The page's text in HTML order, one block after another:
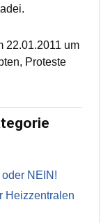
22.01.2011 um
Proteste
NEIN!
Heizzentralen